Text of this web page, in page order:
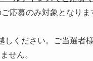
応募のみ対象となり
ください。ご当選者
せん。